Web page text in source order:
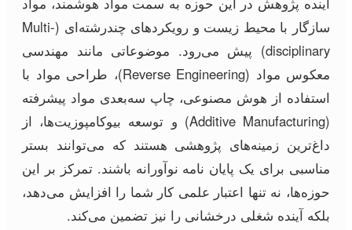
سازگار با محیط زیست و رویکردهای چندرشته‌ای (Multi-
disciplinary) پیش می‌رود. موضوعاتی مانند مهندسی
معکوس مواد (Reverse Engineering)، طراحی مواد با
استفاده از هوش مصنوعی، چاپ سه‌بعدی مواد پیشرفته
(Additive Manufacturing) و توسعه بیوکامپوزیت‌ها، از
داغ‌ترین زمینه‌های پژوهشی هستند که می‌توانند بستر
مناسبی برای یک پایان نامه نوآورانه باشند. تمرکز بر این
حوزه‌ها، نه تنها اعتبار علمی کار شما را افزایش می‌دهد،
بلکه آینده شغلی درخشانی را نیز تضمین می‌کند.